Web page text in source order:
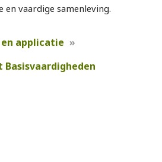
en vaardige samenleving.
en applicatie »
Basisvaardigheden